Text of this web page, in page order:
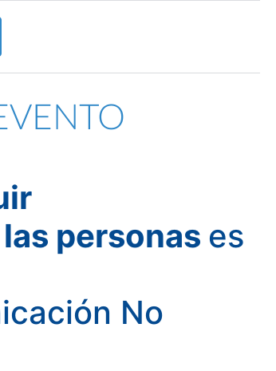
personas es
No